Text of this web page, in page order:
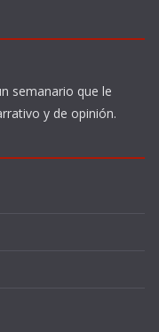
semanario que le
y de opinión.